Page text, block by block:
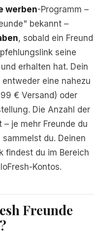
werben-Programm –
bekannt –
, sobald ein Freund
seine
erhalten hat. Dein
eine nahezu
€ Versand) oder
Die Anzahl der
je mehr Freunde du
du. Deinen
findest du im Bereich
Kontos.
Freunde